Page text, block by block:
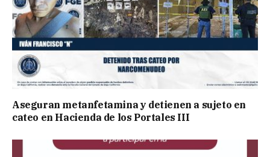
Aseguran metanfetamina y detienen a sujeto en
cateo en Hacienda de los Portales III